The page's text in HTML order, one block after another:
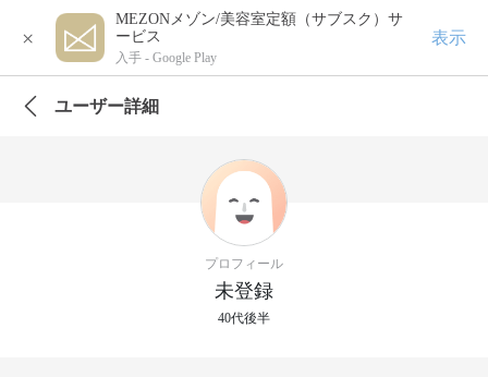
×
MEZONメゾン/美容室定額（サブスク）サ
ービス
入手 - Google Play
表示
ユーザー詳細
プロフィール
未登録
40代後半